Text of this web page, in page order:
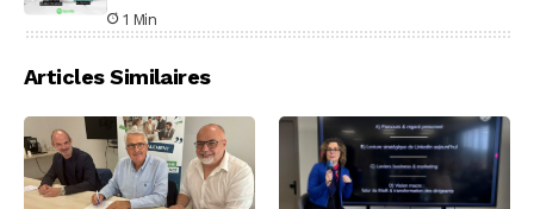
1 Min
Articles Similaires